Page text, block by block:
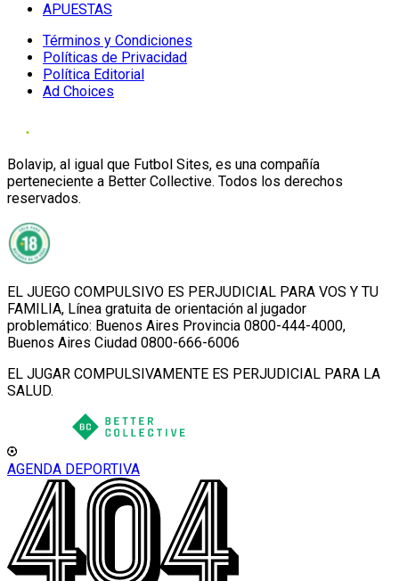
APUESTAS
Términos y Condiciones
Políticas de Privacidad
Política Editorial
Ad Choices
Bolavip, al igual que Futbol Sites, es una compañía
perteneciente a Better Collective. Todos los derechos
reservados.
EL JUEGO COMPULSIVO ES PERJUDICIAL PARA VOS Y TU
FAMILIA, Línea gratuita de orientación al jugador
problemático: Buenos Aires Provincia 0800-444-4000,
Buenos Aires Ciudad 0800-666-6006
EL JUGAR COMPULSIVAMENTE ES PERJUDICIAL PARA LA
SALUD.
AGENDA DEPORTIVA